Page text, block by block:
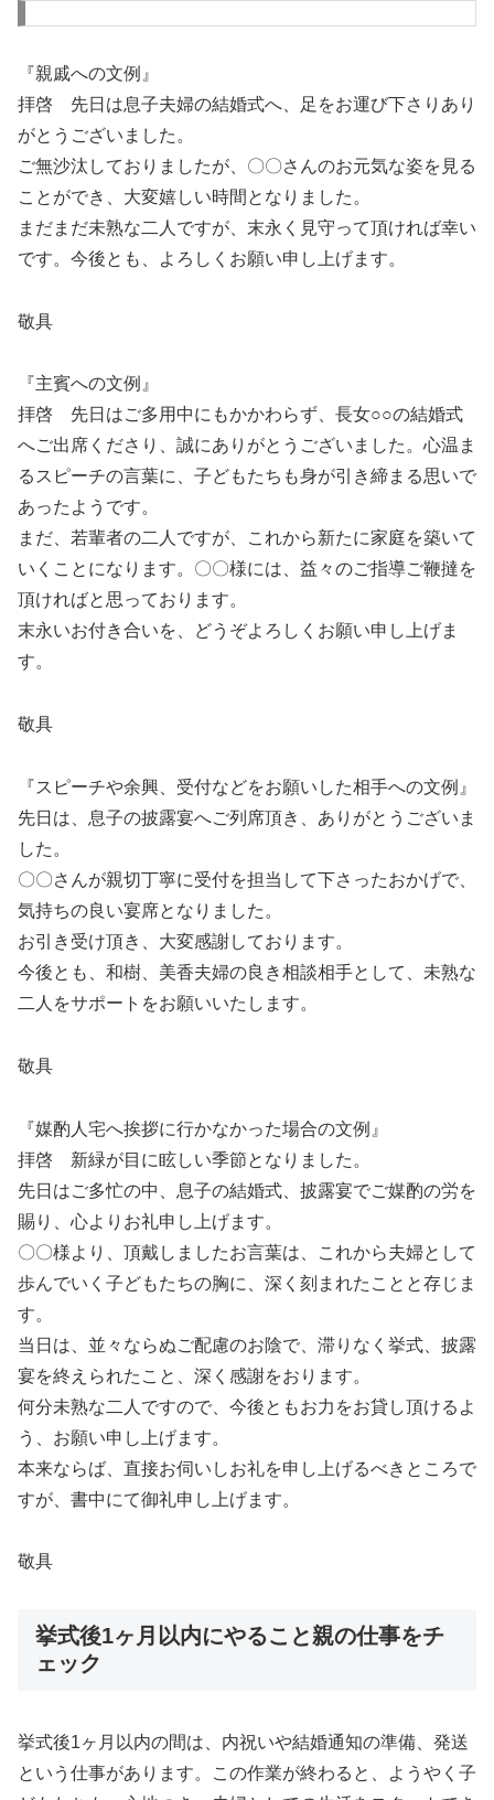
『親戚への文例』
拝啓 先日は息子夫婦の結婚式へ、足をお運び下さりあり
がとうございました。
ご無沙汰しておりましたが、〇〇さんのお元気な姿を見る
ことができ、大変嬉しい時間となりました。
まだまだ未熟な二人ですが、末永く見守って頂ければ幸い
です。今後とも、よろしくお願い申し上げます。
敬具
『主賓への文例』
拝啓 先日はご多用中にもかかわらず、長女○○の結婚式
へご出席くださり、誠にありがとうございました。心温ま
るスピーチの言葉に、子どもたちも身が引き締まる思いで
あったようです。
まだ、若輩者の二人ですが、これから新たに家庭を築いて
いくことになります。〇〇様には、益々のご指導ご鞭撻を
頂ければと思っております。
末永いお付き合いを、どうぞよろしくお願い申し上げま
す。
敬具
『スピーチや余興、受付などをお願いした相手への文例』
先日は、息子の披露宴へご列席頂き、ありがとうございま
した。
〇〇さんが親切丁寧に受付を担当して下さったおかげで、
気持ちの良い宴席となりました。
お引き受け頂き、大変感謝しております。
今後とも、和樹、美香夫婦の良き相談相手として、未熟な
二人をサポートをお願いいたします。
敬具
『媒酌人宅へ挨拶に行かなかった場合の文例』
拝啓 新緑が目に眩しい季節となりました。
先日はご多忙の中、息子の結婚式、披露宴でご媒酌の労を
賜り、心よりお礼申し上げます。
〇〇様より、頂戴しましたお言葉は、これから夫婦として
歩んでいく子どもたちの胸に、深く刻まれたことと存じま
す。
当日は、並々ならぬご配慮のお陰で、滞りなく挙式、披露
宴を終えられたこと、深く感謝をおります。
何分未熟な二人ですので、今後ともお力をお貸し頂けるよ
う、お願い申し上げます。
本来ならば、直接お伺いしお礼を申し上げるべきところで
すが、書中にて御礼申し上げます。
敬具
挙式後1ヶ月以内にやること親の仕事をチ
ェック
挙式後1ヶ月以内の間は、内祝いや結婚通知の準備、発送
という仕事があります。この作業が終わると、ようやく子